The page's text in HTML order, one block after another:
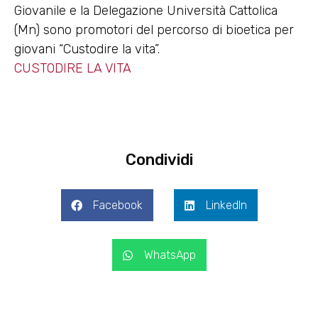
Giovanile e la Delegazione Università Cattolica
(Mn) sono promotori del percorso di bioetica per
giovani “Custodire la vita”.
CUSTODIRE LA VITA
Condividi
Facebook LinkedIn
WhatsApp